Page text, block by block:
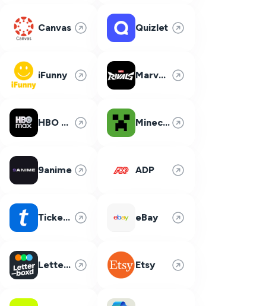
Canvas Quizlet
iFunny Marvel Rivals
HBO Max Minecraft
9anime ADP
Ticketmaster eBay
Letterboxd Etsy